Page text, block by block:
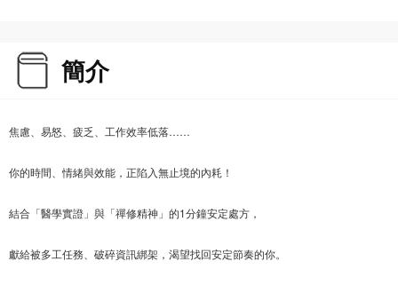
簡介
焦慮、易怒、疲乏、工作效率低落……
你的時間、情緒與效能，正陷入無止境的內耗！
結合「醫學實證」與「禪修精神」的1分鐘安定處方，
獻給被多工任務、破碎資訊綁架，渴望找回安定節奏的你。